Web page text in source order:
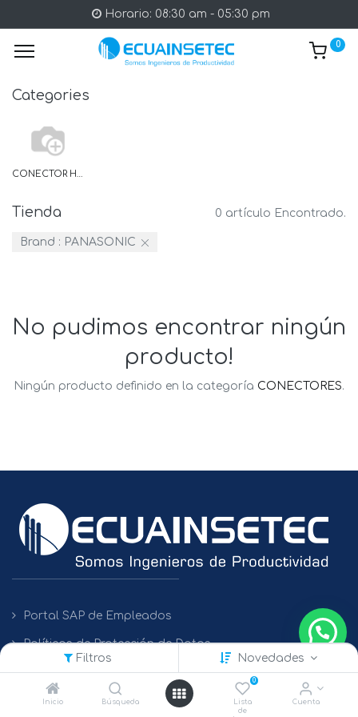
Filtros Novedades
Inicio Búsqueda
0
Lista
de
Cuenta
Horario: 08:30 am - 05:30 pm
0
Categories
CONECTOR HEMBRA
Tienda 0 artículo Encontrado.
Brand : PANASONIC
No pudimos encontrar ningún
producto!
Ningún producto definido en la categoría CONECTORES.
Portal SAP de Empleados
Políticas de Protección de Datos
Contacto